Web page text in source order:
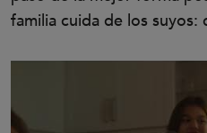
familia cuida de los suyos: